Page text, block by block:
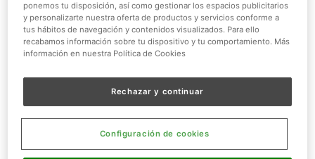
Peso:30-35 g
Tamaño:8 a 10 cm
¿QUIÉN ES?
ponemos tu disposición, así como gestionar los espacios publicitarios
y personalizarte nuestra oferta de productos y servicios conforme a
tus hábitos de navegación y contenidos visualizados. Para ello
recabamos información sobre tu dispositivo y tu comportamiento. Más
información en nuestra Política de Cookies
Rechazar y continuar
Configuración de cookies